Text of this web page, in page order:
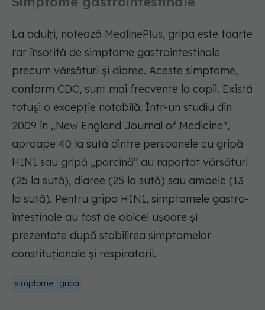
La adulți, notează MedlinePlus, gripa este foarte
rar însoțită de simptome gastrointestinale
precum vărsături și diaree. Aceste simptome,
conform CDC, sunt mai frecvente la copii. Există
totuși o excepție notabilă. Într-un studiu din
2009 în „New England Journal of Medicine",
aproape 40 la sută dintre persoanele cu gripă
H1N1 sau gripă „porcină" au raportat vărsături
(25 la sută), diaree (25 la sută) sau ambele (13
la sută). Pentru gripa H1N1, simptomele gastro-
intestinale au fost de obicei ușoare și
prezentate după stabilirea simptomelor
constituționale și respiratorii.
simptome gripa